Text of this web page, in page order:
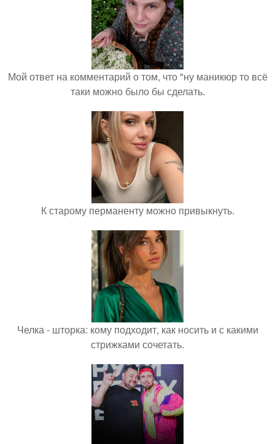
Мой ответ на комментарий о том, что "ну маникюр то всё
таки можно было бы сделать.
К старому перманенту можно привыкнуть.
Челка - шторка: кому подходит, как носить и с какими
стрижками сочетать.